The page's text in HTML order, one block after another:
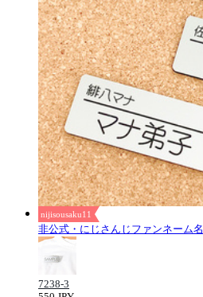
nijisousaku11
非公式・にじさんじファンネーム名
7238-3